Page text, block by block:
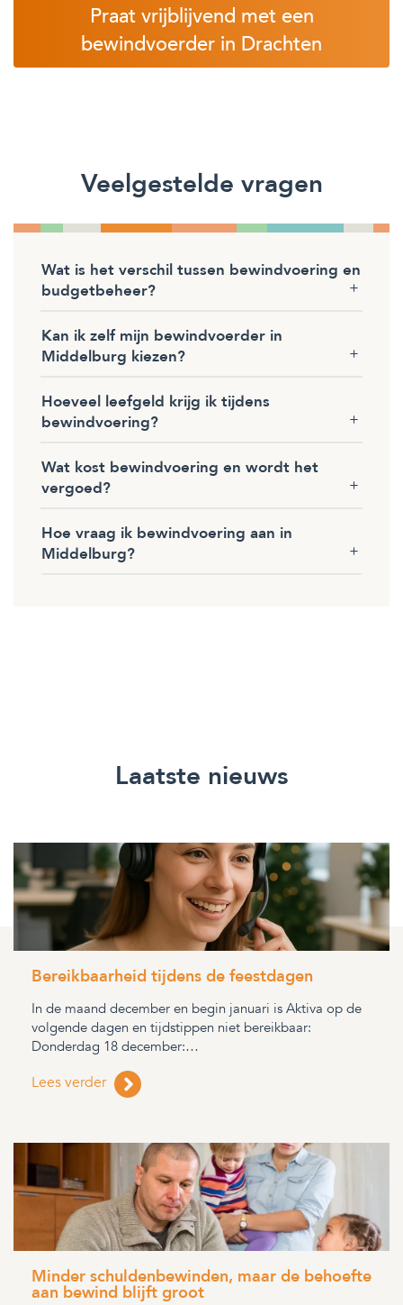
Praat vrijblijvend met een
bewindvoerder in Drachten
Veelgestelde vragen
Wat is het verschil tussen bewindvoering en
budgetbeheer?
Kan ik zelf mijn bewindvoerder in
Middelburg kiezen?
Hoeveel leefgeld krijg ik tijdens
bewindvoering?
Wat kost bewindvoering en wordt het
vergoed?
Hoe vraag ik bewindvoering aan in
Middelburg?
Laatste nieuws
Bereikbaarheid tijdens de feestdagen
In de maand december en begin januari is Aktiva op de
volgende dagen en tijdstippen niet bereikbaar:
Donderdag 18 december:…
Lees verder
Minder schuldenbewinden, maar de behoefte
aan bewind blijft groot